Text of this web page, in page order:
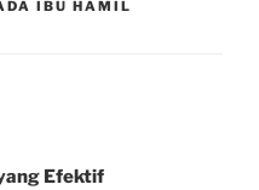
IBU HAMIL
Efektif